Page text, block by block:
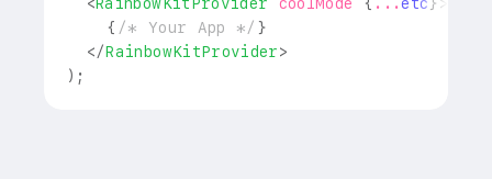
{ /* Your App */ }
</RainbowKitProvider>
) ;